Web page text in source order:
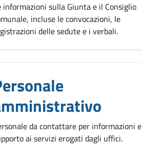
informazioni sulla Giunta e il Consiglio
incluse le convocazioni, le
delle sedute e i verbali.
da contattare per informazioni e
ai servizi erogati dagli uffici.